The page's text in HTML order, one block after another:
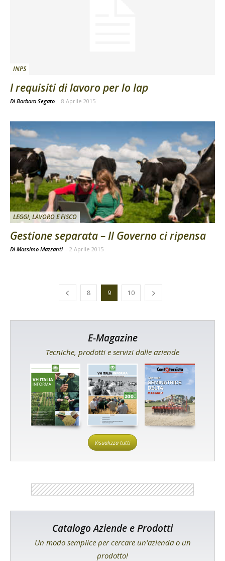
INPS
I requisiti di lavoro per lo Iap
Di Barbara Segato - 8 Aprile 2015
LEGGI, LAVORO E FISCO
Gestione separata – Il Governo ci ripensa
Di Massimo Mazzanti - 2 Aprile 2015
8 9 10
E-Magazine
Tecniche, prodotti e servizi dalle aziende
Visualizza tutti
Catalogo Aziende e Prodotti
Un modo semplice per cercare un'azienda o un
prodotto!